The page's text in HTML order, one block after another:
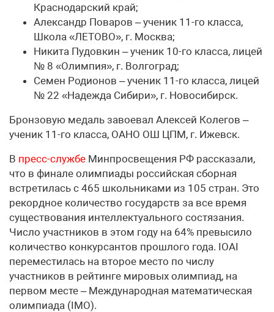
Краснодарский край;
Александр Поваров – ученик 11-го класса,
Школа «ЛЕТОВО», г. Москва;
Никита Пудовкин – ученик 10-го класса, лицей
№ 8 «Олимпия», г. Волгоград;
Семен Родионов – ученик 11-го класса, лицей
№ 22 «Надежда Сибири», г. Новосибирск.
Бронзовую медаль завоевал Алексей Колегов –
ученик 11-го класса, ОАНО ОШ ЦПМ, г. Ижевск.
В пресс-службе Минпросвещения РФ рассказали,
что в финале олимпиады российская сборная
встретилась с 465 школьниками из 105 стран. Это
рекордное количество государств за все время
существования интеллектуального состязания.
Число участников в этом году на 64% превысило
количество конкурсантов прошлого года. IOAI
переместилась на второе место по числу
участников в рейтинге мировых олимпиад, на
первом месте – Международная математическая
олимпиада (IMO).